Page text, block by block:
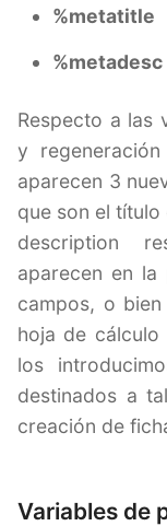
%metatitle
%metadesc
Respecto a las
y
aparecen 3
que son el título
description
aparecen en la
campos, o
hoja de cálculo
los
destinados a
creación de
Variables de